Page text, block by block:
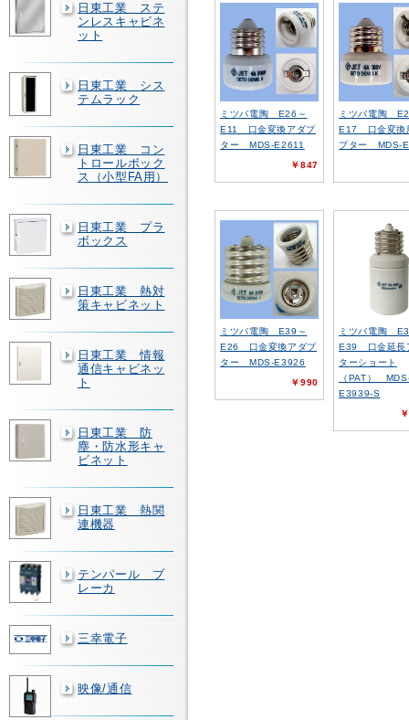
日東工業 ステ
ンレスキャビネ
ット
日東工業 シス
テムラック
日東工業 コン
トロールボック
ス（小型FA用）
日東工業 プラ
ボックス
日東工業 熱対
策キャビネット
日東工業 情報
通信キャビネッ
ト
日東工業 防
塵・防水形キャ
ビネット
日東工業 熱関
連機器
テンパール ブ
レーカ
三幸電子
映像/通信
ミツバ電陶 E26～
E11 口金変換アダプ
ター MDS-E2611
￥847
ミツバ電陶
E17 口金変換
プター MDS-
ミツバ電陶 E39～
E26 口金変換アダプ
ター MDS-E3926
￥990
ミツバ電陶
E39 口金延長
ターショート
（PAT）
E3939-S